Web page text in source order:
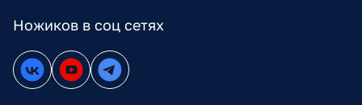
Ножиков в соц сетях